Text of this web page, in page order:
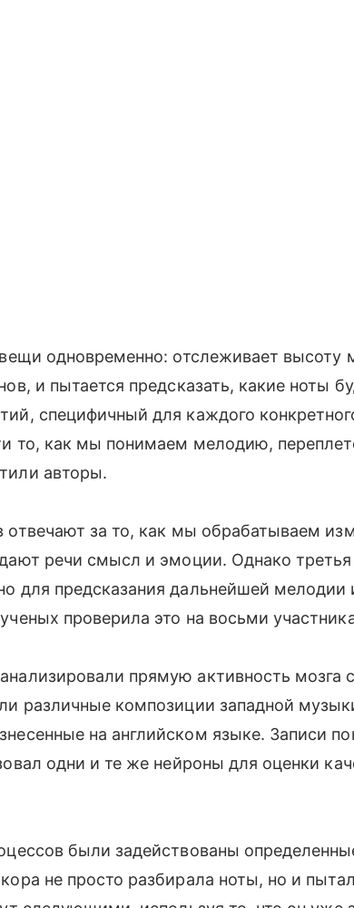
одновременно: отслеживает высоту
и пытается предсказать, какие ноты
специфичный для каждого
то, как мы понимаем мелодию,
авторы.
отвечают за то, как мы обрабатываем
речи смысл и эмоции. Однако третья
для предсказания дальнейшей мелодии
проверила это на восьми
прямую активность мозга
различные композиции западной
на английском языке. Записи
одни и те же нейроны для оценки
были задействованы
не просто разбирала ноты, но и